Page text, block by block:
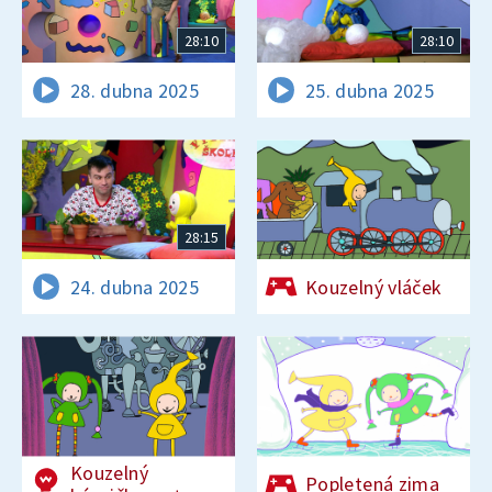
28:10
28. dubna 2025
28:10
25. dubna 2025
28:15
24. dubna 2025 Kouzelný vláček
Kouzelný
Popletená zima